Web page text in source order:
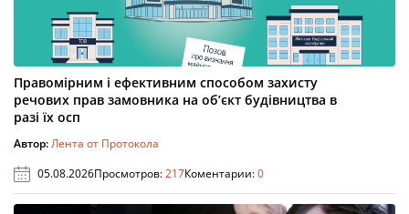
Правомірним і ефективним способом захисту
речових прав замовника на об’єкт будівництва в
разі їх осп
Автор:Лента от Протокола
05.08.2026Просмотров:217Коментарии:0